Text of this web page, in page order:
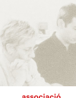
contingut